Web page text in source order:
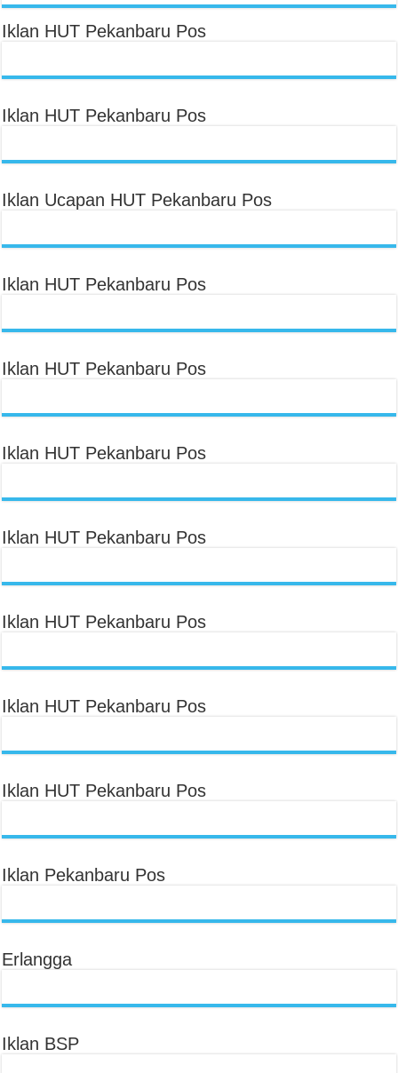
Iklan HUT Pekanbaru Pos
Iklan HUT Pekanbaru Pos
Iklan Ucapan HUT Pekanbaru Pos
Iklan HUT Pekanbaru Pos
Iklan HUT Pekanbaru Pos
Iklan HUT Pekanbaru Pos
Iklan HUT Pekanbaru Pos
Iklan HUT Pekanbaru Pos
Iklan HUT Pekanbaru Pos
Iklan HUT Pekanbaru Pos
Iklan Pekanbaru Pos
Erlangga
Iklan BSP